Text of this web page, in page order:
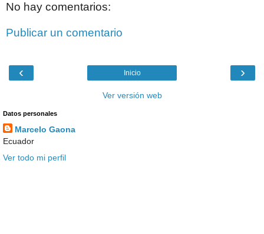
No hay comentarios:
Publicar un comentario
‹ ›
Inicio
Ver versión web
Datos personales
Marcelo Gaona
Ecuador
Ver todo mi perfil